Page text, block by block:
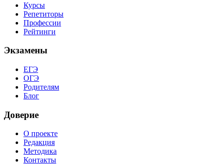
Курсы
Репетиторы
Профессии
Рейтинги
Экзамены
ЕГЭ
ОГЭ
Родителям
Блог
Доверие
О проекте
Редакция
Методика
Контакты